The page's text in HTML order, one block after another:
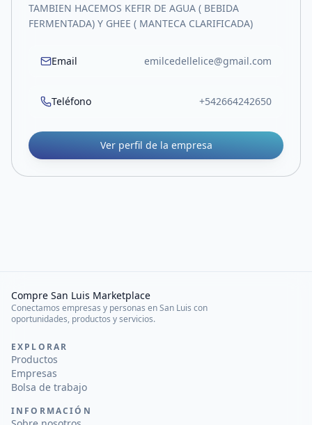
TAMBIEN HACEMOS KEFIR DE AGUA ( BEBIDA
FERMENTADA) Y GHEE ( MANTECA CLARIFICADA)
Email emilcedellelice@gmail.com
Teléfono +542664242650
Ver perfil de la empresa
Compre San Luis Marketplace
Conectamos empresas y personas en San Luis con
oportunidades, productos y servicios.
EXPLORAR
Productos
Empresas
Bolsa de trabajo
INFORMACIÓN